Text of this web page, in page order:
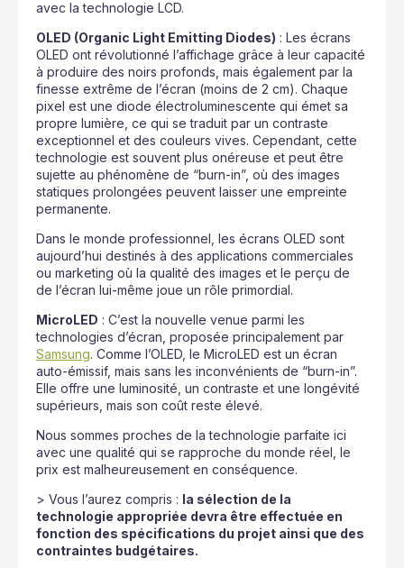
avec la technologie LCD.
OLED (Organic Light Emitting Diodes) : Les écrans
OLED ont révolutionné l’affichage grâce à leur capacité
à produire des noirs profonds, mais également par la
finesse extrême de l’écran (moins de 2 cm). Chaque
pixel est une diode électroluminescente qui émet sa
propre lumière, ce qui se traduit par un contraste
exceptionnel et des couleurs vives. Cependant, cette
technologie est souvent plus onéreuse et peut être
sujette au phénomène de “burn-in”, où des images
statiques prolongées peuvent laisser une empreinte
permanente.
Dans le monde professionnel, les écrans OLED sont
aujourd’hui destinés à des applications commerciales
ou marketing où la qualité des images et le perçu de
de l’écran lui-même joue un rôle primordial.
MicroLED : C’est la nouvelle venue parmi les
technologies d’écran, proposée principalement par
Samsung. Comme l’OLED, le MicroLED est un écran
auto-émissif, mais sans les inconvénients de “burn-in”.
Elle offre une luminosité, un contraste et une longévité
supérieurs, mais son coût reste élevé.
Nous sommes proches de la technologie parfaite ici
avec une qualité qui se rapproche du monde réel, le
prix est malheureusement en conséquence.
> Vous l’aurez compris : la sélection de la
technologie appropriée devra être effectuée en
fonction des spécifications du projet ainsi que des
contraintes budgétaires.